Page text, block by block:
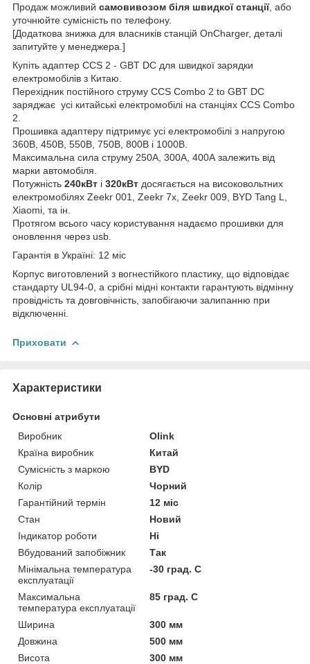
Продаж можливий самовивозом біля швидкої станції, або
уточнюйте сумісність по телефону.
[Додаткова знижка для власників станцій OnCharger, деталі
запитуйте у менеджера.]
Купіть адаптер CCS 2 - GBT DC для швидкої зарядки
електромобілів з Китаю.
Перехідник постійного струму CCS Combo 2 to GBT DC
заряджає усі китайські електромобілі на станціях CCS Combo
2.
Прошивка адаптеру підтримує усі електромобілі з напругою
360В, 450В, 550В, 750В, 800В і 1000В.
Максимальна сила струму 250А, 300А, 400А залежить від
марки автомобіля.
Потужність 240кВт і 320кВт досягається на високовольтних
електромобілях Zeekr 001, Zeekr 7x, Zeekr 009, BYD Tang L,
Xiaomi, та ін.
Протягом всього часу користування надаємо прошивки для
оновлення через usb.
Гарантія в Україні: 12 міс
Корпус виготовлений з вогнестійкого пластику, що відповідає
стандарту UL94-0, а срібні мідні контакти гарантують відмінну
провідність та довговічність, запобігаючи залипанню при
відключенні.
Приховати
Характеристики
Основні атрибути
Виробник
Olink
Країна виробник
Китай
Сумісність з маркою
BYD
Колір
Чорний
Гарантійний термін
12 міс
Стан
Новий
Індикатор роботи
Ні
Вбудований запобіжник
Так
Мінімальна температура
експлуатації
-30 град. C
Максимальна
температура експлуатації
85 град. C
Ширина
300 мм
Довжина
500 мм
Висота
300 мм